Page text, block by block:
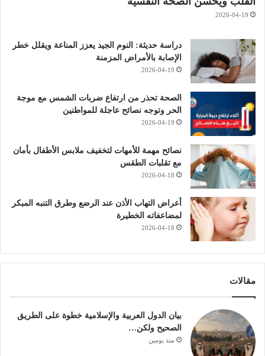
2026-04-19
دراسة حديثة: النوم الجيد يعزز المناعة ويقلل خطر
الإصابة بالأمراض المزمنة
2026-04-19
الصحة تحذر من ارتفاع ضربات الشمس مع موجة
الحر وتوجه نصائح عاجلة للمواطنين
2026-04-19
نصائح مهمة للأمهات لتخفيف ملابس الأطفال بأمان
مع تقلبات الطقس
2026-04-18
أعراض التهاب الأذن عند الرضع وطرق التنبه المبكر
لمضاعفاته الخطيرة
2026-04-18
مقالات
بيان الدول العربية والإسلامية خطوة على الطريق
الصحيح ولكن…
منذ يومين